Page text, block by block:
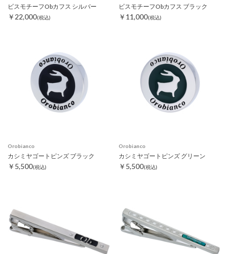
ビスモチーフObカフス シルバー
￥22,000(税込)
ビスモチーフObカフス ブラック
￥11,000(税込)
Orobianco
カシミヤゴートピンズ ブラック
￥5,500(税込)
Orobianco
カシミヤゴートピンズ グリーン
￥5,500(税込)